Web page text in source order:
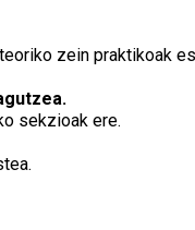
zein praktikoak
sekzioak ere.